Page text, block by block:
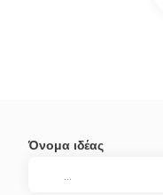
Όνομα ιδέας